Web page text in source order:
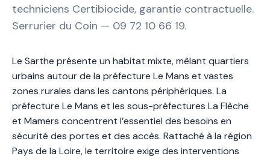
techniciens Certibiocide, garantie contractuelle.
Serrurier du Coin — 09 72 10 66 19.
Le Sarthe présente un habitat mixte, mêlant quartiers
urbains autour de la préfecture Le Mans et vastes
zones rurales dans les cantons périphériques. La
préfecture Le Mans et les sous-préfectures La Flèche
et Mamers concentrent l’essentiel des besoins en
sécurité des portes et des accès. Rattaché à la région
Pays de la Loire, le territoire exige des interventions